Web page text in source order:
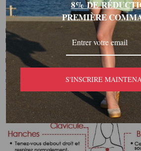
Remarque :
La mesure du creux au sol de nos robes
déjà 2 pouces supplémentaires
hauts. Habituellement, vous devez
entre la mesure du vêtement et celle du
suggestion de taille générale, veuillez
fonction du tableau des tailles de
8%DERÉDUCTI
PREMIÈRE
S'INSCRIRE